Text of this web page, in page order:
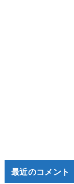
最近のコメント